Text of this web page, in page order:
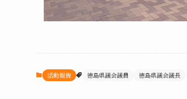
活動報告 徳島県議会議員 徳島県議会議長